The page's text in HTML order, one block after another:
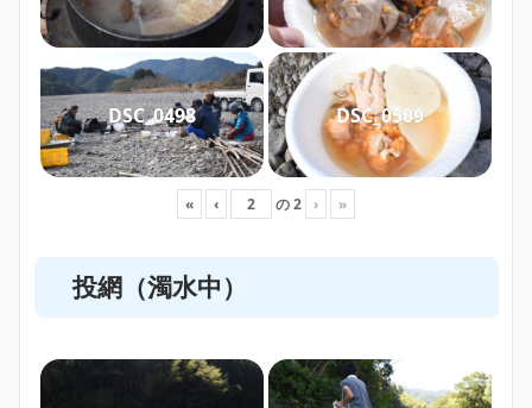
DSC_0498 DSC_0509
« ‹ の2 › »
投網（濁水中）